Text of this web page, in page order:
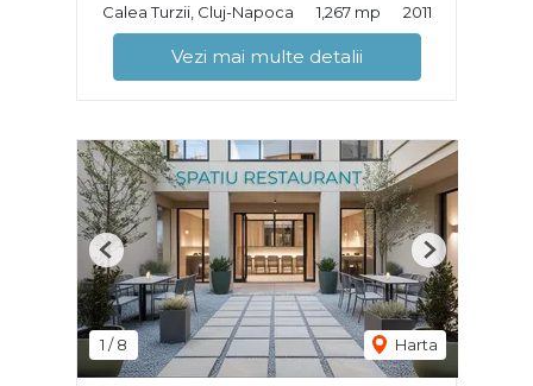
Calea Turzii, Cluj-Napoca
1,267 mp 2011
Vezi mai multe detalii
1 /8 Harta
Previous Next